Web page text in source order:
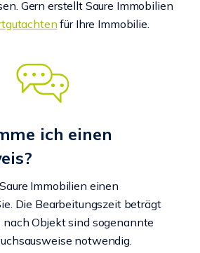
Gern erstellt Saure Immobilien
für Ihre Immobilie.
ich einen
Immobilien einen
Die Bearbeitungszeit beträgt
nach Objekt sind sogenannte
notwendig.